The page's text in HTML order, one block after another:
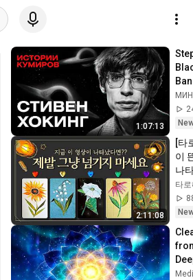
1:07:13
of
2:11:08
[타
이
나
냥
하
전•
몽
타